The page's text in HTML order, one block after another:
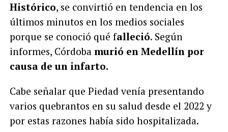
Histórico, se convirtió en tendencia en los
últimos minutos en los medios sociales
porque se conoció qué falleció. Según
informes, Córdoba murió en Medellín por
causa de un infarto.
Cabe señalar que Piedad venía presentando
varios quebrantos en su salud desde el 2022 y
por estas razones había sido hospitalizada.